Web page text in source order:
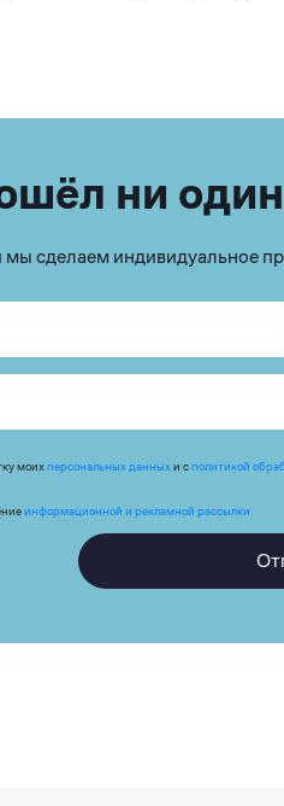
ни
мы сделаем индивидуальное
моихперсональных данныхи сполитикой
информационной и рекламной рассылки